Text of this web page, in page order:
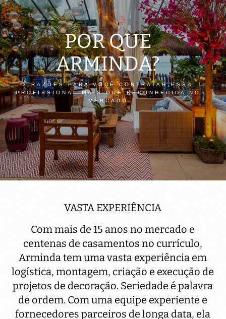
POR QUE
ARMINDA?
3 RAZÕES PARA VOCÊ CONTRATAR ESSA
PROFISSIONAL MAIS QUE RECONHECIDA NO
MERCADO
VASTA EXPERIÊNCIA
Com mais de 15 anos no mercado e
centenas de casamentos no currículo,
Arminda tem uma vasta experiência em
logística, montagem, criação e execução de
projetos de decoração. Seriedade é palavra
de ordem. Com uma equipe experiente e
fornecedores parceiros de longa data, ela